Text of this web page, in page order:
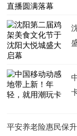
平安养老险惠民保